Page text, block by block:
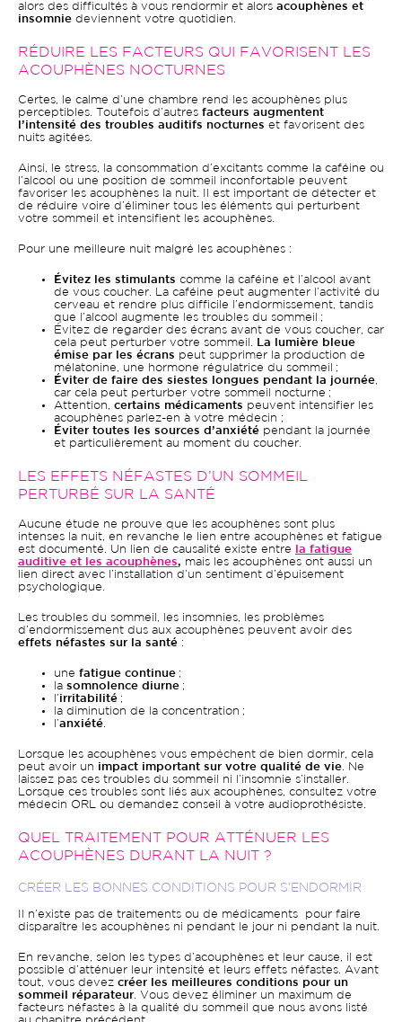
alors des difficultés à vous rendormir et alors acouphènes et
insomnie deviennent votre quotidien.
RÉDUIRE LES FACTEURS QUI FAVORISENT LES
ACOUPHÈNES NOCTURNES
Certes, le calme d’une chambre rend les acouphènes plus
perceptibles. Toutefois d’autres facteurs augmentent
l’intensité des troubles auditifs nocturnes et favorisent des
nuits agitées.
Ainsi, le stress, la consommation d’excitants comme la caféine ou
l’alcool ou une position de sommeil inconfortable peuvent
favoriser les acouphènes la nuit. Il est important de détecter et
de réduire voire d’éliminer tous les éléments qui perturbent
votre sommeil et intensifient les acouphènes.
Pour une meilleure nuit malgré les acouphènes :
Évitez les stimulants comme la caféine et l’alcool avant
de vous coucher. La caféine peut augmenter l’activité du
cerveau et rendre plus difficile l’endormissement, tandis
que l’alcool augmente les troubles du sommeil ;
Évitez de regarder des écrans avant de vous coucher, car
cela peut perturber votre sommeil.
La lumière bleue
émise par les écrans peut supprimer la production de
mélatonine, une hormone régulatrice du sommeil ;
Éviter de faire des siestes longues pendant la journée
car cela peut perturber votre sommeil nocturne ;
Attention, certains médicaments peuvent intensifier les
acouphènes parlez-en à votre médecin ;
Éviter toutes les sources d’anxiété pendant la journée
et particulièrement au moment du coucher.
LES EFFETS NÉFASTES D’UN SOMMEIL
PERTURBÉ SUR LA SANTÉ
Aucune étude ne prouve que les acouphènes sont plus
intenses la nuit, en revanche le lien entre acouphènes et fatigue
est documenté. Un lien de causalité existe entre
la fatigue
auditive et les acouphènes, mais les acouphènes ont aussi un
lien direct avec l’installation d’un sentiment d’épuisement
psychologique.
Les troubles du sommeil, les insomnies, les problèmes
d’endormissement dus aux acouphènes peuvent avoir des
effets néfastes sur la santé :
une fatigue continue ;
la somnolence diurne ;
l’irritabilité ;
la diminution de la concentration ;
l’anxiété
Lorsque les acouphènes vous empêchent de bien dormir, cela
peut avoir un impact important sur votre qualité de vie . Ne
laissez pas ces troubles du sommeil ni l’insomnie s’installer.
Lorsque ces troubles sont liés aux acouphènes, consultez votre
médecin ORL ou demandez conseil à votre audioprothésiste.
QUEL TRAITEMENT POUR ATTÉNUER LES
ACOUPHÈNES DURANT LA NUIT ?
CRÉER LES BONNES CONDITIONS POUR S’ENDORMIR
Il n’existe pas de traitements ou de médicaments pour faire
disparaître les acouphènes ni pendant le jour ni pendant la nuit.
En revanche, selon les types d’acouphènes et leur cause, il est
possible d’atténuer leur intensité et leurs effets néfastes. Avant
tout, vous devez créer les meilleures conditions pour un
sommeil réparateur . Vous devez éliminer un maximum de
facteurs néfastes à la qualité du sommeil que nous avons listé